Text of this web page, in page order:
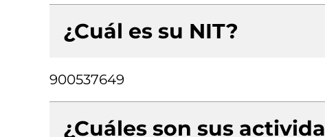
¿Cuál es su NIT?
900537649
¿Cuáles son sus